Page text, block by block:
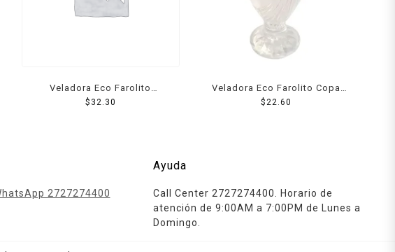
Veladora Eco Farolito
Semanal Blanca
$ 32.30
Veladora Eco Farolito Copa
Niza
$ 22.60
2727274400
Ayuda
Call Center 2727274400. Horario de
atención de 9:00AM a 7:00PM de Lunes a
Domingo.